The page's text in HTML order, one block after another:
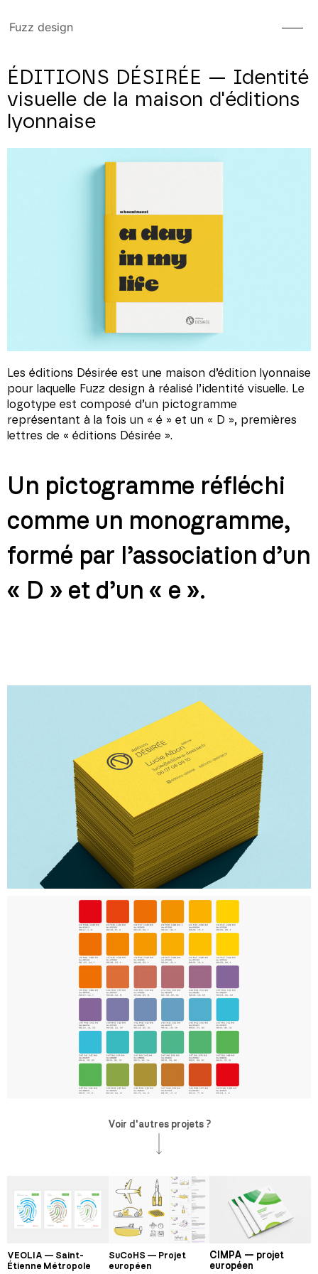
Fuzz design
ÉDITIONS DÉSIRÉE — Identité
visuelle de la maison d'éditions
lyonnaise
Les éditions Désirée est une maison d’édition lyonnaise
pour laquelle Fuzz design à réalisé l’identité visuelle. Le
logotype est composé d’un pictogramme
représentant à la fois un « é » et un « D », premières
lettres de « éditions Désirée ».
Un pictogramme réfléchi
comme un monogramme,
formé par l’association d’un
« D » et d’un « e ».
Voir d'autres projets ?
VEOLIA — Saint-
Étienne Métropole
SuCoHS — Projet
européen
CIMPA — projet
européen